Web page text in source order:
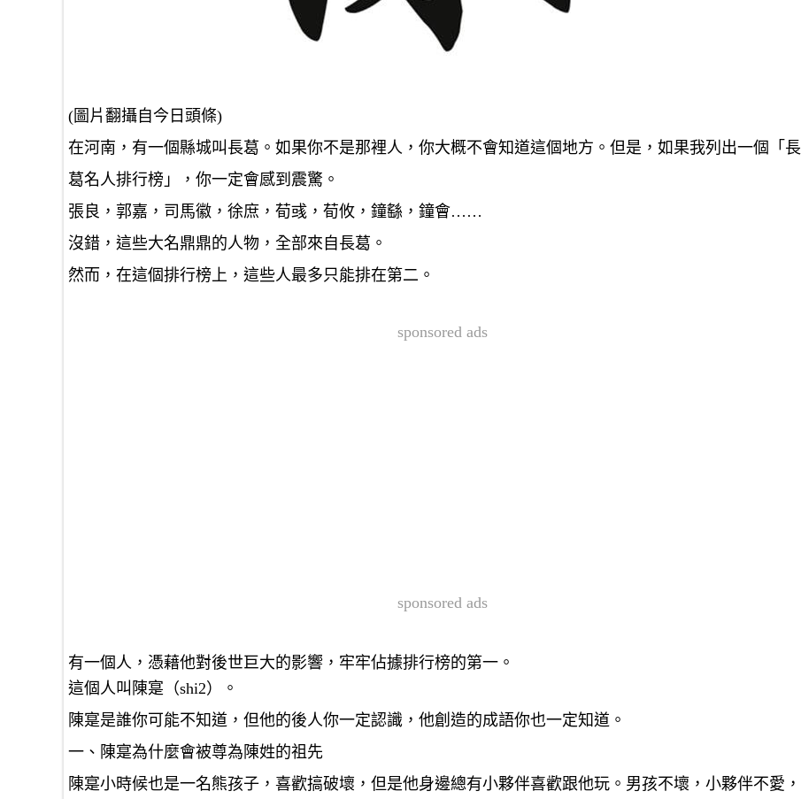
(圖片翻攝自今日頭條)
在河南，有一個縣城叫長葛。如果你不是那裡人，你大概不會知道這個地方。但是，如果我列出一個「長
葛名人排行榜」，你一定會感到震驚。
張良，郭嘉，司馬徽，徐庶，荀彧，荀攸，鐘繇，鐘會……
沒錯，這些大名鼎鼎的人物，全部來自長葛。
然而，在這個排行榜上，這些人最多只能排在第二。
sponsored ads
sponsored ads
有一個人，憑藉他對後世巨大的影響，牢牢佔據排行榜的第一。
這個人叫陳寔（shi2）。
陳寔是誰你可能不知道，但他的後人你一定認識，他創造的成語你也一定知道。
一、陳寔為什麼會被尊為陳姓的祖先
陳寔小時候也是一名熊孩子，喜歡搞破壞，但是他身邊總有小夥伴喜歡跟他玩。男孩不壞，小夥伴不愛，